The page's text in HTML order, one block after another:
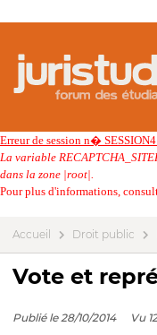
Erreur de session n�
La variable
dans la zone |root|.
Pour plus d'informations,
Accueil Droit public
Vote et
Publié le 28/10/2014 Vu